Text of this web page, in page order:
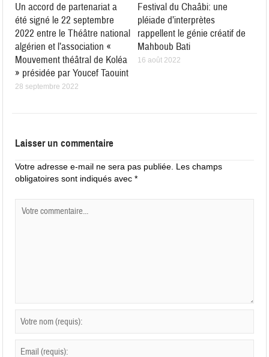
Un accord de partenariat a
été signé le 22 septembre
2022 entre le Théâtre national
algérien et l’association «
Mouvement théâtral de Koléa
» présidée par Youcef Taouint
28 septembre 2022
Festival du Chaâbi: une
pléiade d’interprètes
rappellent le génie créatif de
Mahboub Bati
16 août 2022
Laisser un commentaire
Votre adresse e-mail ne sera pas publiée. Les champs
obligatoires sont indiqués avec*